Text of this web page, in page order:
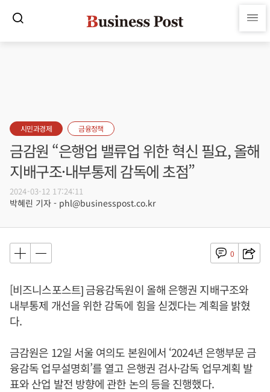
시민과경제 금융정책
금감원 “은행업 밸류업 위한 혁신 필요, 올해
지배구조·내부통제 감독에 초점”
2024-03-12 17:24:11
박혜린 기자 - phl@businesspost.co.kr
0
[비즈니스포스트] 금융감독원이 올해 은행권 지배구조와
내부통제 개선을 위한 감독에 힘을 싣겠다는 계획을 밝혔
다.
금감원은 12일 서울 여의도 본원에서 ‘2024년 은행부문 금
융감독 업무설명회’를 열고 은행권 검사·감독 업무계획 발
표와 산업 발전 방향에 관한 논의 등을 진행했다.